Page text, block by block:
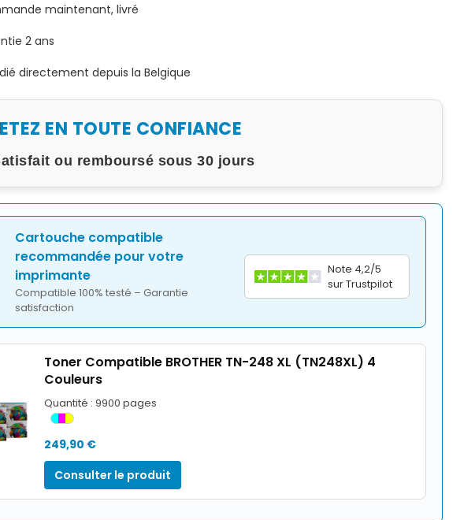
maintenant, livré
2 ans
directement depuis la Belgique
EN TOUTE CONFIANCE
ou remboursé sous 30 jours
Cartouche compatible
recommandée pour votre
imprimante
Compatible 100% testé – Garantie
satisfaction
Note 4,2/5
sur Trustpilot
Toner Compatible BROTHER TN-248 XL (TN248XL) 4
Couleurs
Quantité : 9900 pages
249,90 €
Consulter le produit